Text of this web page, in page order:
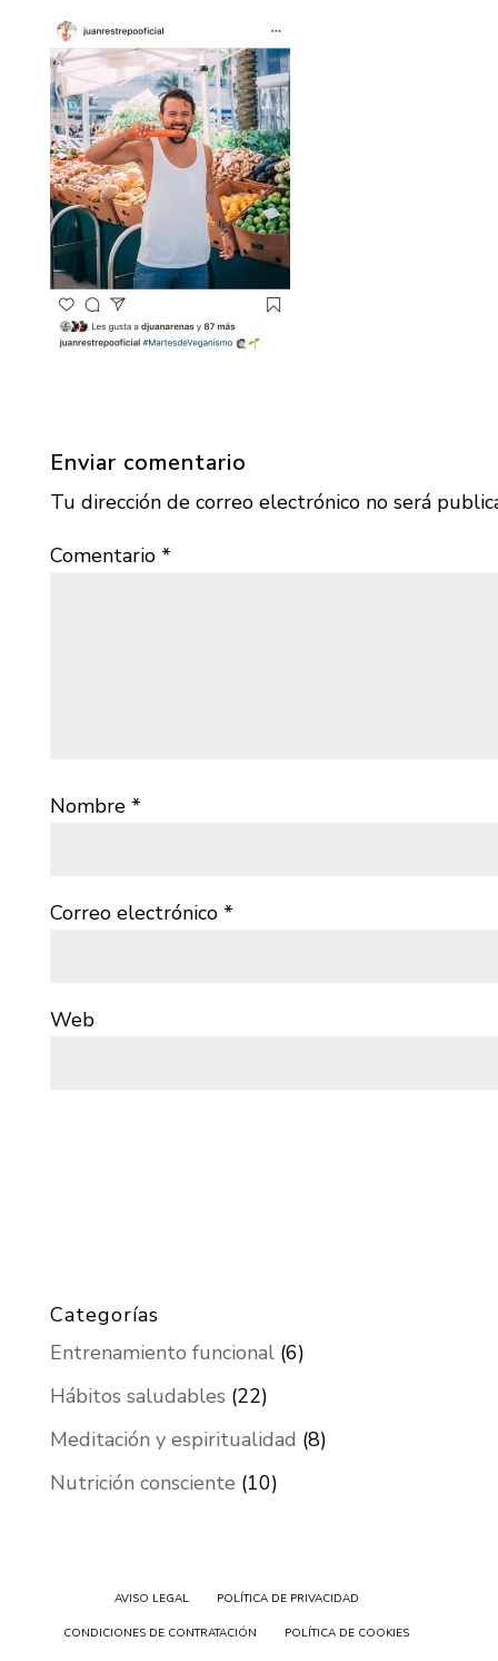
Enviar comentario
Tu dirección de correo electrónico no será
Comentario *
Nombre *
Correo electrónico *
Web
Categorías
Entrenamiento funcional(6)
Hábitos saludables (22)
Meditación y espiritualidad (8)
Nutrición consciente (10)
AVISO LEGAL POLÍTICA DE PRIVACIDAD
CONDICIONES DE CONTRATACIÓN POLÍTICA DE COOKIES